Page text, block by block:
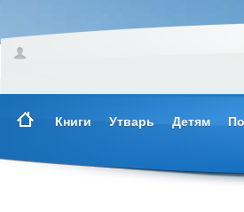
Книги Утварь Детям